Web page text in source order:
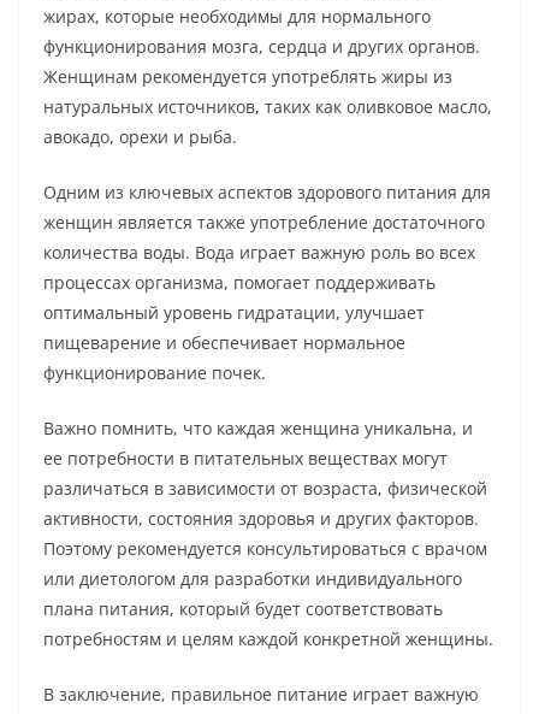
жирах, которые необходимы для нормального
функционирования мозга, сердца и других органов.
Женщинам рекомендуется употреблять жиры из
натуральных источников, таких как оливковое масло,
авокадо, орехи и рыба.
Одним из ключевых аспектов здорового питания для
женщин является также употребление достаточного
количества воды. Вода играет важную роль во всех
процессах организма, помогает поддерживать
оптимальный уровень гидратации, улучшает
пищеварение и обеспечивает нормальное
функционирование почек.
Важно помнить, что каждая женщина уникальна, и
ее потребности в питательных веществах могут
различаться в зависимости от возраста, физической
активности, состояния здоровья и других факторов.
Поэтому рекомендуется консультироваться с врачом
или диетологом для разработки индивидуального
плана питания, который будет соответствовать
потребностям и целям каждой конкретной женщины.
В заключение, правильное питание играет важную